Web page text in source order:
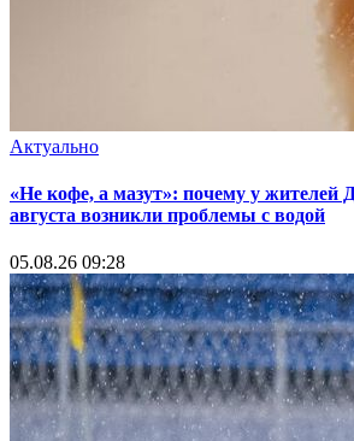
Актуально
«Не кофе, а мазут»: почему у жителей
августа возникли проблемы с водой
05.08.26 09:28